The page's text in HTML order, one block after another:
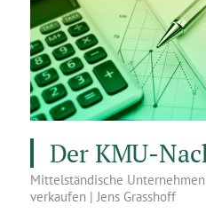
Der KMU-
Mittelständische
verkaufen | Jens Grasshoff